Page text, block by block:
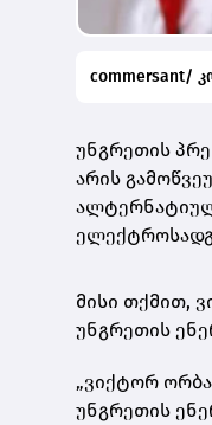
commersant/
უნგრეთის
არის
მისი თქმით,
უნგრეთის
„ვიქტორ
უნგრეთის